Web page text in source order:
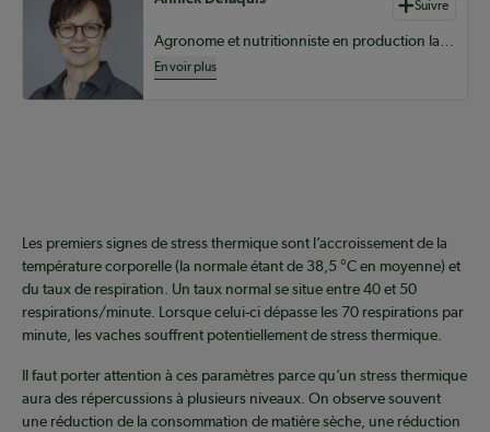
Suivre
Agronome et nutritionniste en production laitière chez Sollio Agriculture
En voir plus
Les premiers signes de stress thermique sont l’accroissement de la
température corporelle (la normale étant de 38,5 °C en moyenne) et
du taux de respiration. Un taux normal se situe entre 40 et 50
respirations/minute. Lorsque celui-ci dépasse les 70 respirations par
minute, les vaches souffrent potentiellement de stress thermique.
Il faut porter attention à ces paramètres parce qu’un stress thermique
aura des répercussions à plusieurs niveaux. On observe souvent
une réduction de la consommation de matière sèche, une réduction